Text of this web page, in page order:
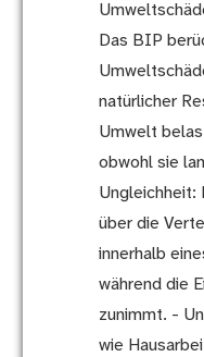
Das BIP
natürlicher
Umwelt
obwohl sie
Ungleichheit:
über die
innerhalb
während die
zunimmt. -
wie